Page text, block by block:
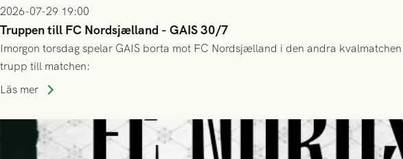
2026-07-29 19:00
Truppen till FC Nordsjælland - GAIS 30/7
Imorgon torsdag spelar GAIS borta mot FC Nordsjælland i den andra
trupp till matchen:
Läs mer